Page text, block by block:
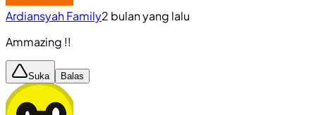
Ardiansyah Family2 bulan yang lalu
Ammazing !!
Suka Balas